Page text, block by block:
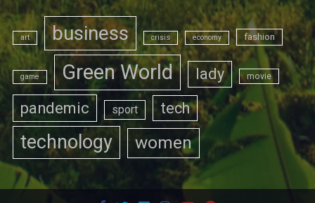
art business crisis economy fashion
game Green World lady movie
pandemic sport tech
technology women